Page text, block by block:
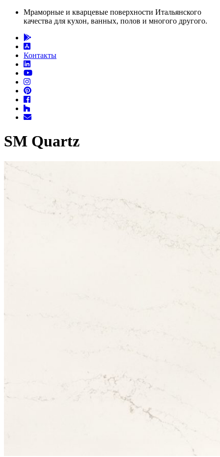
Мраморные и кварцевые поверхности Итальянского
качества для кухон, ванных, полов и многого другого.
Контакты
SM Quartz